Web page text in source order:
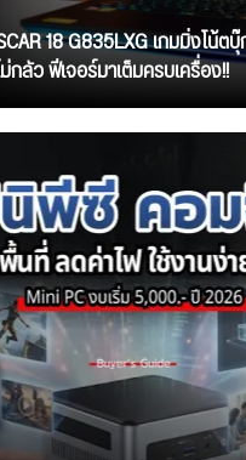
18 G835LXG เกมมิ่งโน้
ลัว ฟีเจอร์มาเต็มครบเครื่อง!!